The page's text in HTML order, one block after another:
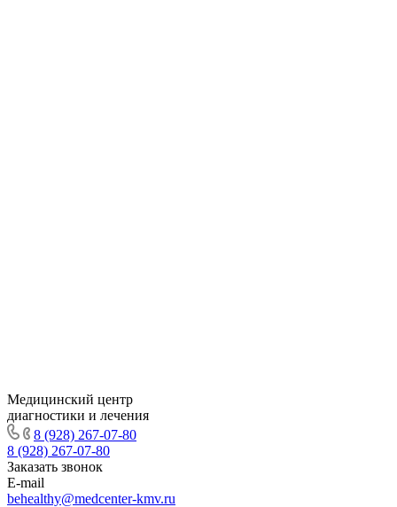
Медицинский центр
диагностики и лечения
8 (928) 267-07-80
8 (928) 267-07-80
Заказать звонок
E-mail
behealthy@medcenter-kmv.ru